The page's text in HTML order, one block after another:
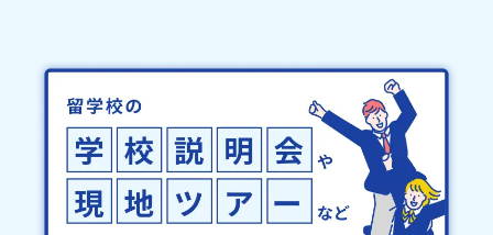
地域留学体験」のプログラム開催情報を公式LINEにて配信中！ぜひ
務局までご連絡ください。・キャンセルポリシーやむを得ない参加
お取り消しの場合、以下のルールに沿って対応させていただきま
す。ご了承ください。プログラム開催日の前日＜8月3日＞から、
【キャンセルのご連絡日：お支払いいただく旅行代金】・21日目に
あたる日以前：無料・20日目-8日目：20％・7日目-2日目：30％・
プログラム開始日の前日：40％・プログラム開始日当日：50％・ご
連絡無しでの不参加またはプログラム開始後の解除：100％・催行中
止について天候などの状況等によって開催を見合わせる可能性があ